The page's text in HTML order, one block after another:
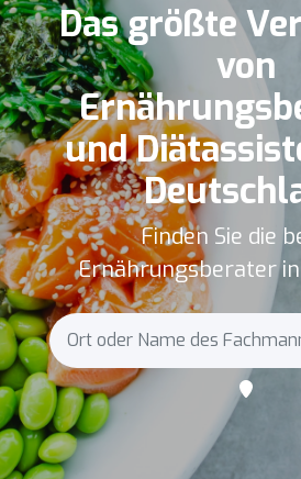
Das größte
von
und
Finden Sie die
Ernährungsberater